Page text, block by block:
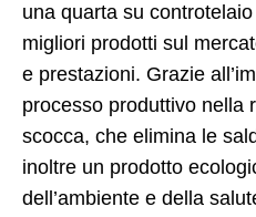
una quarta su
migliori prodotti sul
e prestazioni. Grazie
processo produttivo nella
scocca, che elimina le
inoltre un prodotto
dell’ambiente e della